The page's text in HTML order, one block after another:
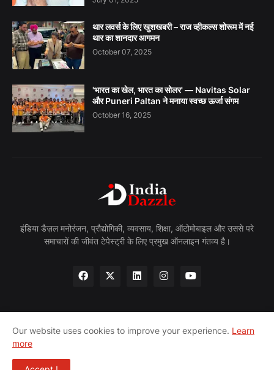
थार लवर्स के लिए खुशखबरी – राज व्हीकल्स शोरूम में नई
थार का शानदार आगमन
October 07, 2025
'भारत का खेल, भारत का सोलर' — Navitas Solar
और Puneri Paltan ने मनाया स्वच्छ ऊर्जा संगम
October 16, 2025
इंडिया डैज़ल मनोरंजन, प्रौद्योगिकी, व्यवसाय, शिक्षा, ऑटोमोबाइल और उससे परे
समाचारों की जीवंत टेपेस्ट्री के लिए प्रमुख ऑनलाइन गंतव्य है।
Home About Privacy Policy
Contact
Our website uses cookies to improve your experience. Learn
more